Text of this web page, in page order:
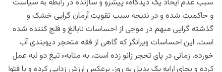
سبب عدم ایحاد یک دیدگاهء پیشرو و سازنده در رابطه به سیاست
و حاکمیت شده و در نتیجه سبب تقویت آرمان گرایی خشک و
گذشته گرایی مبهم در موجی از احساسات نابالغ و فلج کننده شده
است. این احساسات ویرانگر که گاهی از فقه متحجر دیوبندی آب
خورده، زمانی در پای تحجر زانو زده است، به مثابهء تیغ دو لبه عمل
کرده و بجای ارایه یک بدیل به روز، برعکس ارزش زدایی کرده و با فتوا